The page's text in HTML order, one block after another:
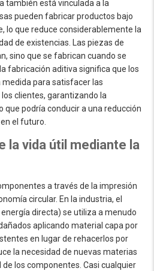
también está vinculada a la
pueden fabricar productos bajo
lo que reduce considerablemente la
de existencias. Las piezas de
sino que se fabrican cuando se
fabricación aditiva significa que los
para satisfacer las
clientes, garantizando la
que podría conducir a una reducción
el futuro.
la vida útil mediante la
a través de la impresión
circular. En la industria, el
directa) se utiliza a menudo
aplicando material capa por
en lugar de rehacerlos por
la necesidad de nuevas materias
los componentes. Casi cualquier